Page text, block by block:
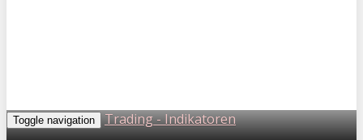
Toggle navigation
Trading - Indikatoren